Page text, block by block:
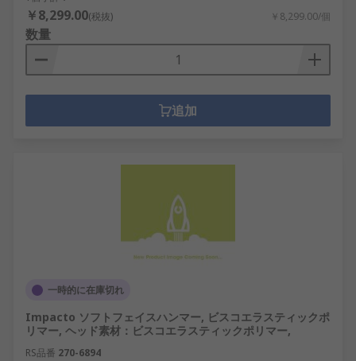
￥8,299.00(税抜) ￥8,299.00/個
数量
追加
一時的に在庫切れ
Impacto ソフトフェイスハンマー, ビスコエラスティックポ
リマー, ヘッド素材：ビスコエラスティックポリマー,
RS品番 270-6894